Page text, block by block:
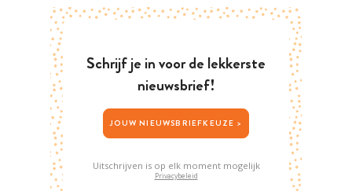
Schrijf je in voor de lekkerste
nieuwsbrief!
JOUW NIEUWSBRIEFKEUZE >
Uitschrijven is op elk moment mogelijk
Privacybeleid